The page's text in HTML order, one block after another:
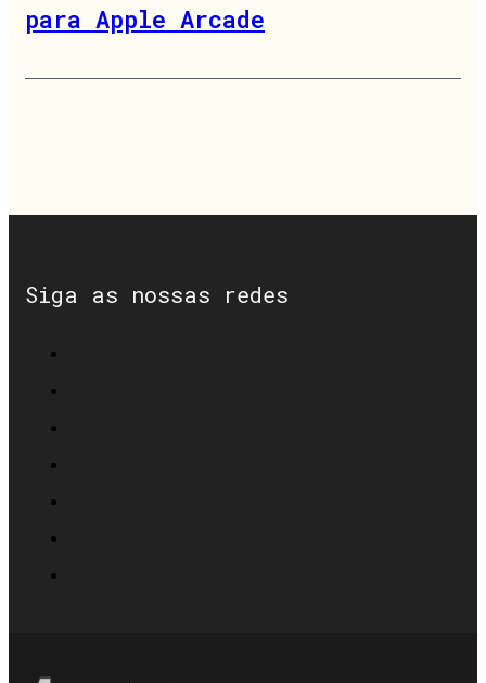
para Apple Arcade
Siga as nossas redes